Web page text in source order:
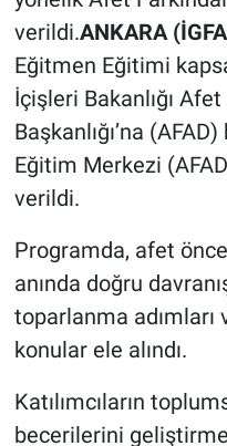
verildi.ANKARA
Eğitmen Eğitimi
İçişleri Bakanlığı
Başkanlığı’na
Eğitim Merkezi
verildi.
Programda, afet
anında doğru
toparlanma
konular ele alındı.
Katılımcıların
becerilerini